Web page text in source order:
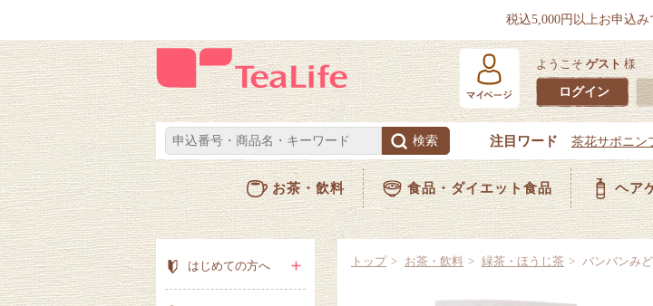
税込5,000円以上お申込み
ようこそゲスト 様
ログイン
お茶・飲料 食品・ダイエット食品 ヘア
トップ お茶・飲料 緑茶・ほうじ茶 バンバンみ
はじめての方へ